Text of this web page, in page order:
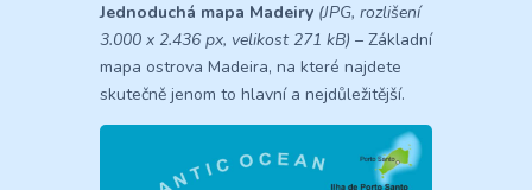
Jednoduchá mapa Madeiry (JPG, rozlišení
3.000 x 2.436 px, velikost 271 kB) – Základní
mapa ostrova Madeira, na které najdete
skutečně jenom to hlavní a nejdůležitější.